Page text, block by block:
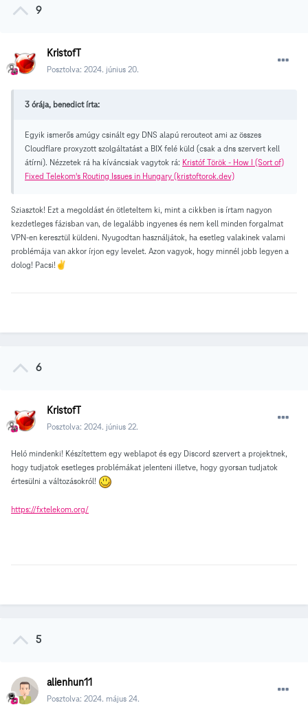
9
KristofT
Posztolva: 2024. június 20.
3 órája, benedict írta:
Egyik ismerős amúgy csinált egy DNS alapú rerouteot ami az összes
Cloudflare proxyzott szolgáltatást a BIX felé küld (csak a dns szervert kell
átírni). Nézzetek rá ha kíváncsiak vagytok rá: Kristóf Török - How I (Sort of)
Fixed Telekom's Routing Issues in Hungary (kristoftorok.dev)
Sziasztok! Ezt a megoldást én ötleteltem ki, mint a cikkben is írtam nagyon
kezdetleges fázisban van, de legalább ingyenes és nem kell minden forgalmat
VPN-en keresztül küldeni. Nyugodtan használjátok, ha esetleg valakinek valami
problémája van akkor írjon egy levelet. Azon vagyok, hogy minnél jobb legyen a
dolog! Pacsi! ✌️
6
KristofT
Posztolva: 2024. június 22.
Heló mindenki! Készítettem egy weblapot és egy Discord szervert a projektnek,
hogy tudjatok esetleges problémákat jelenteni illetve, hogy gyorsan tudjatok
értesülni a változásokról!
https://fxtelekom.org/
5
alienhun11
Posztolva: 2024. május 24.